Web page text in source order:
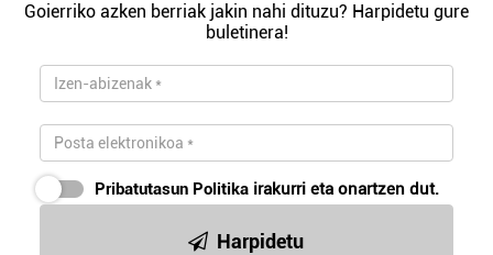
Goierriko azken berriak jakin nahi dituzu? Harpidetu gure
buletinera!
Pribatutasun Politika irakurri eta onartzen dut.
Harpidetu